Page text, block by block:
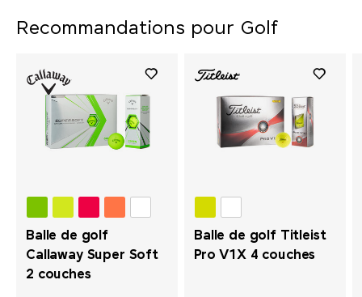
Recommandations pour Golf
Balle de golf
Callaway Super Soft
2 couches
Balle de golf Titleist
Pro V1X 4 couches